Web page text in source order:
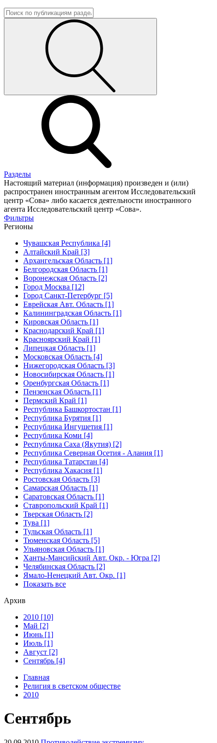
Разделы
Настоящий материал (информация) произведен и (или)
распространен иностранным агентом Исследовательский
центр «Сова» либо касается деятельности иностранного
агента Исследовательский центр «Сова».
Фильтры
Регионы
Чувашская Республика [4]
Алтайский Край [3]
Архангельская Область [1]
Белгородская Область [1]
Воронежская Область [2]
Город Москва [12]
Город Санкт-Петербург [5]
Еврейская Авт. Область [1]
Калининградская Область [1]
Кировская Область [1]
Краснодарский Край [1]
Красноярский Край [1]
Липецкая Область [1]
Московская Область [4]
Нижегородская Область [3]
Новосибирская Область [1]
Оренбургская Область [1]
Пензенская Область [1]
Пермский Край [1]
Республика Башкортостан [1]
Республика Бурятия [1]
Республика Ингушетия [1]
Республика Коми [4]
Республика Саха (Якутия) [2]
Республика Северная Осетия - Алания [1]
Республика Татарстан [4]
Республика Хакасия [1]
Ростовская Область [3]
Самарская Область [1]
Саратовская Область [1]
Ставропольский Край [1]
Тверская Область [2]
Тува [1]
Тульская Область [1]
Тюменская Область [5]
Ульяновская Область [1]
Ханты-Мансийский Авт. Окр. - Югра [2]
Челябинская Область [2]
Ямало-Ненецкий Авт. Окр. [1]
Показать все
Архив
2010 [10]
Май [2]
Июнь [1]
Июль [1]
Август [2]
Сентябрь [4]
Главная
Религия в светском обществе
2010
Сентябрь